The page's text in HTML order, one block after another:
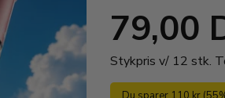
79,00
Stykpris v/ 12 stk.